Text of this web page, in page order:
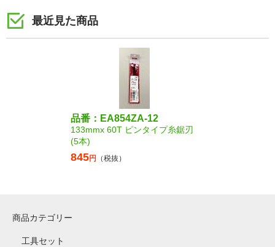
最近見た商品
品番：EA854ZA-12
133mmx 60T ピンタイプ糸鋸刃
(5本)
845円 （税抜）
商品カテゴリー
工具セット